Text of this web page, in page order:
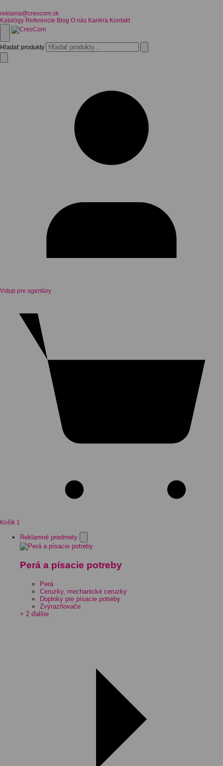
reklama@creocom.sk
Katalógy Referencie Blog O nás Kariéra Kontakt
Hľadať produkty
Vstup pre agentúry
Košík 1
Reklamné predmety
Perá a písacie potreby
Perá
Ceruzky, mechanické ceruzky
Doplnky pre písacie potreby
Zvýrazňovače
+ 2 ďalšie